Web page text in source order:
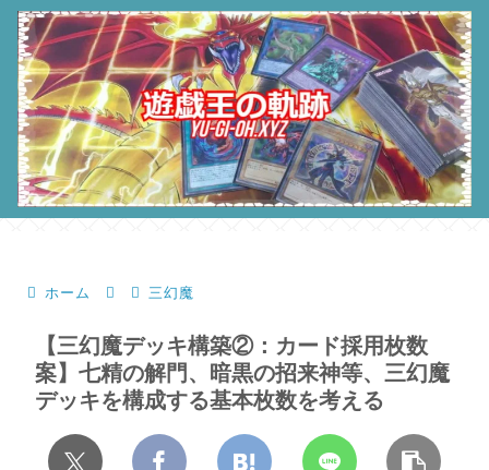
ホーム 三幻魔
【三幻魔デッキ構築②：カード採用枚数
案】七精の解門、暗黒の招来神等、三幻魔
デッキを構成する基本枚数を考える